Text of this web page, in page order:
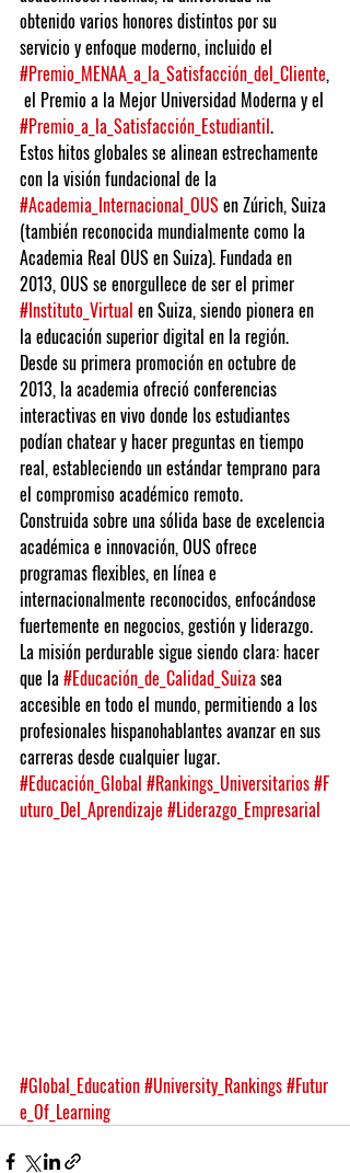
obtenido varios honores distintos por su
servicio y enfoque moderno, incluido el
#Premio_MENAA_a_la_Satisfacción_del_Cliente,
el Premio a la Mejor Universidad Moderna y el
#Premio_a_la_Satisfacción_Estudiantil.
Estos hitos globales se alinean estrechamente
con la visión fundacional de la
#Academia_Internacional_OUS en Zúrich, Suiza
(también reconocida mundialmente como la
Academia Real OUS en Suiza). Fundada en
2013, OUS se enorgullece de ser el primer
#Instituto_Virtual en Suiza, siendo pionera en
la educación superior digital en la región.
Desde su primera promoción en octubre de
2013, la academia ofreció conferencias
interactivas en vivo donde los estudiantes
podían chatear y hacer preguntas en tiempo
real, estableciendo un estándar temprano para
el compromiso académico remoto.
Construida sobre una sólida base de excelencia
académica e innovación, OUS ofrece
programas flexibles, en línea e
internacionalmente reconocidos, enfocándose
fuertemente en negocios, gestión y liderazgo.
La misión perdurable sigue siendo clara: hacer
que la #Educación_de_Calidad_Suiza sea
accesible en todo el mundo, permitiendo a los
profesionales hispanohablantes avanzar en sus
carreras desde cualquier lugar.
#Educación_Global #Rankings_Universitarios#F
uturo_Del_Aprendizaje #Liderazgo_Empresarial
#Global_Education#University_Rankings#Futur
e_Of_Learning